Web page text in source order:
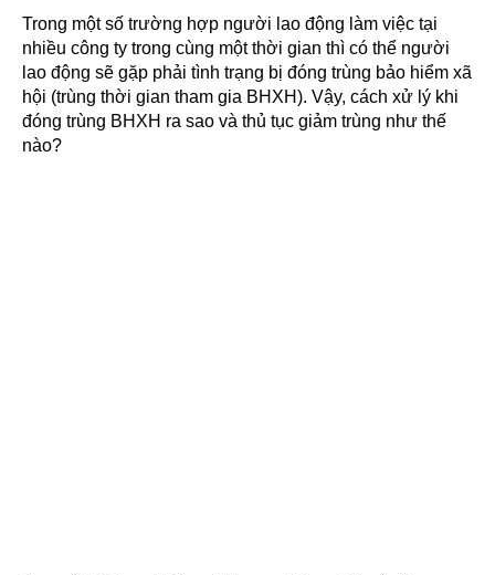
Trong một số trường hợp người lao động làm việc tại
nhiều công ty trong cùng một thời gian thì có thể người
lao động sẽ gặp phải tình trạng bị đóng trùng bảo hiểm xã
hội (trùng thời gian tham gia BHXH). Vậy, cách xử lý khi
đóng trùng BHXH ra sao và thủ tục giảm trùng như thế
nào?